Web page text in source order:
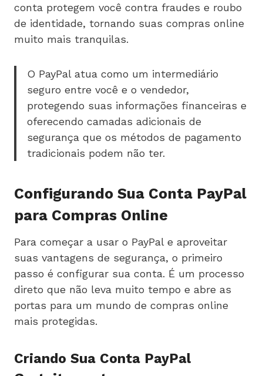
conta protegem você contra fraudes e roubo
de identidade, tornando suas compras online
muito mais tranquilas.
O PayPal atua como um intermediário
seguro entre você e o vendedor,
protegendo suas informações financeiras e
oferecendo camadas adicionais de
segurança que os métodos de pagamento
tradicionais podem não ter.
Configurando Sua Conta PayPal
para Compras Online
Para começar a usar o PayPal e aproveitar
suas vantagens de segurança, o primeiro
passo é configurar sua conta. É um processo
direto que não leva muito tempo e abre as
portas para um mundo de compras online
mais protegidas.
Criando Sua Conta PayPal